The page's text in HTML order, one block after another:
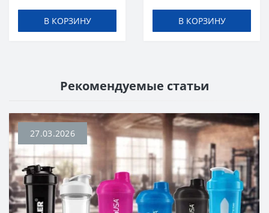
В КОРЗИНУ В КОРЗИНУ
Рекомендуемые статьи
27.03.2026